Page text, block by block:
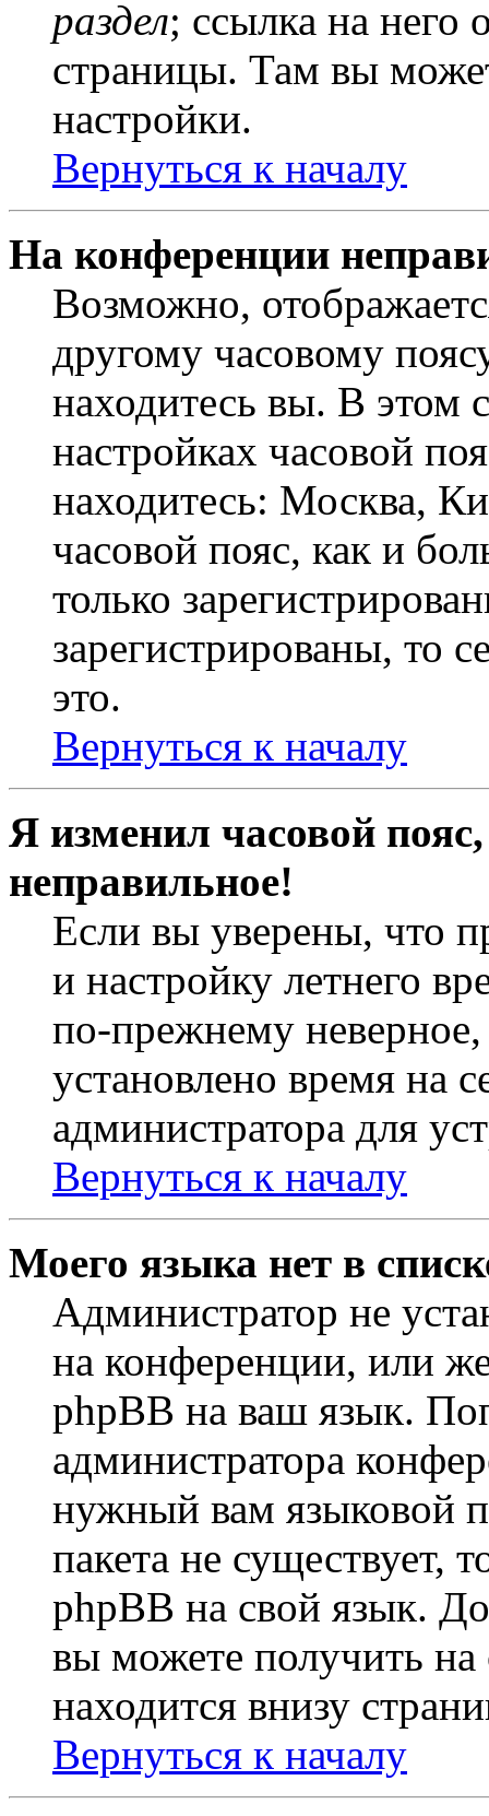
раздел; ссылка на него
страницы. Там вы
настройки.
Вернуться к началу
На конференции
Возможно,
другому часовому
находитесь вы. В этом
настройках часовой
находитесь: Москва,
часовой пояс, как и
только
зарегистрированы, то
это.
Вернуться к началу
Я изменил часовой
неправильное!
Если вы уверены, что
и настройку летнего
по-прежнему неверное,
установлено время на
администратора для
Вернуться к началу
Моего языка нет в
Администратор не
на конференции, или
phpBB на ваш язык.
администратора
нужный вам языковой
пакета не существует,
phpBB на свой язык.
вы можете получить на
находится внизу
Вернуться к началу